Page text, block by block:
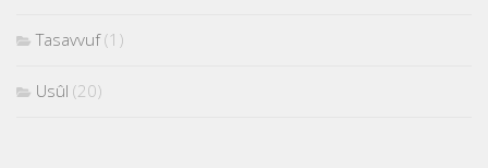
Tasavvuf(1)
Usûl (20)